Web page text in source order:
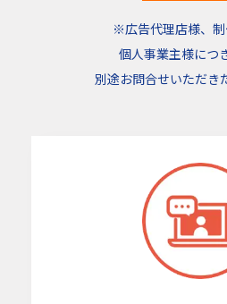
※広告代理店様、制
個人事業主様につ
別途お問合せいただき